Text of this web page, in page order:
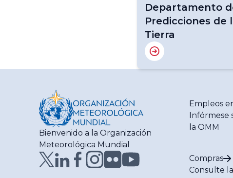
Departamento
Predicciones de
Tierra
Bienvenido a la Organización
Meteorológica Mundial
Empleos
Infórmese
la OMM
Compras
Consulte